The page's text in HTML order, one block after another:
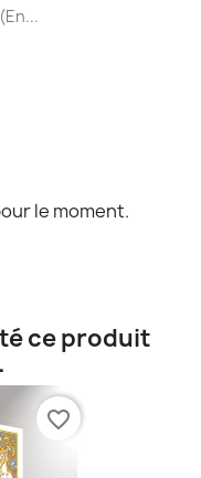
le moment.
ce produit
favorite_border